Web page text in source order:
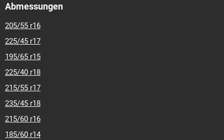
Abmessungen
205/55 r16
225/45 r17
195/65 r15
225/40 r18
215/55 r17
235/45 r18
215/60 r16
185/60 r14